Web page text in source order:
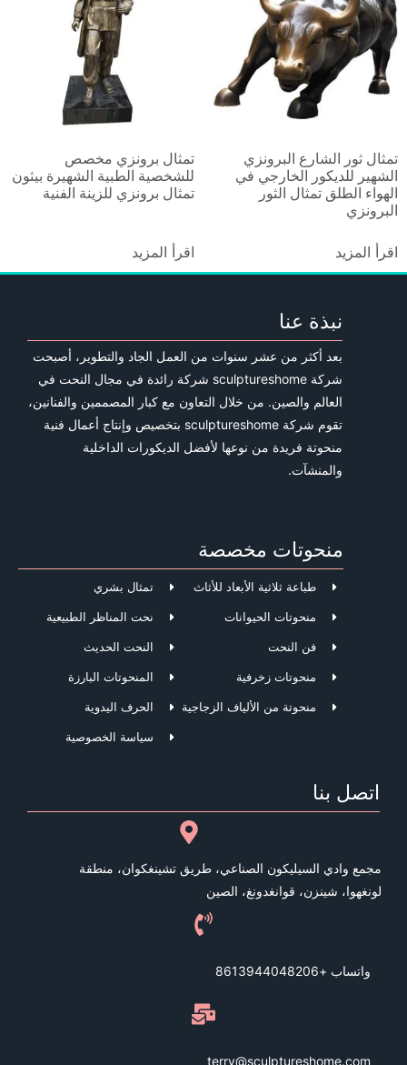
تمثال ثور الشارع البرونزي
الشهير للديكور الخارجي في
الهواء الطلق تمثال الثور
البرونزي
اقرأ المزيد
تمثال برونزي مخصص
للشخصية الطبية الشهيرة بيثون
تمثال برونزي للزينة الفنية
اقرأ المزيد
نبذة عنا
بعد أكثر من عشر سنوات من العمل الجاد والتطوير، أصبحت
شركة sculptureshome شركة رائدة في مجال النحت في
العالم والصين. من خلال التعاون مع كبار المصممين والفنانين،
تقوم شركة sculptureshome بتخصيص وإنتاج أعمال فنية
منحوتة فريدة من نوعها لأفضل الديكورات الداخلية
والمنشآت.
منحوتات مخصصة
طباعة ثلاثية الأبعاد للأثاث
منحوتات الحيوانات
فن النحت
منحوتات زخرفية
منحوتة من الألياف الزجاجية
تمثال بشري
نحت المناظر الطبيعية
النحت الحديث
المنحوتات البارزة
الحرف اليدوية
سياسة الخصوصية
اتصل بنا
مجمع وادي السيليكون الصناعي، طريق تشينغكوان، منطقة
لونغهوا، شينزن، قوانغدونغ، الصين
واتساب +8613944048206
terry@sculptureshome.com